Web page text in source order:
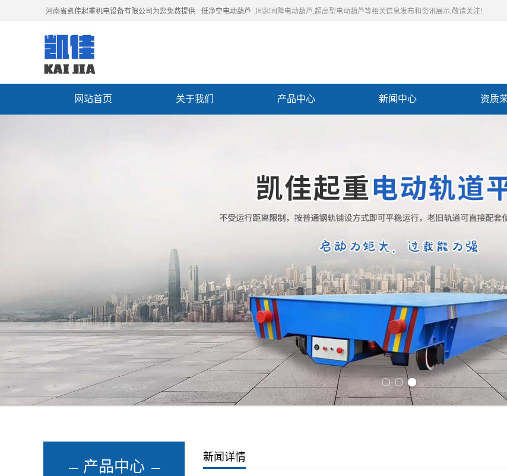
河南省凯佳起重机电设备有限公司为您免费提供 低净空电动葫芦 ,同起同降电动葫芦,超高型电动葫芦等相关信息发布和资讯展示,敬请关注!
网站首页 关于我们 产品中心 新闻中心 资质
产品中心
新闻详情